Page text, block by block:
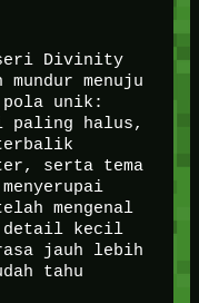
seri Divinity
menuju
unik:
paling halus,
serta tema
mengenal
detail kecil
jauh lebih
tahu